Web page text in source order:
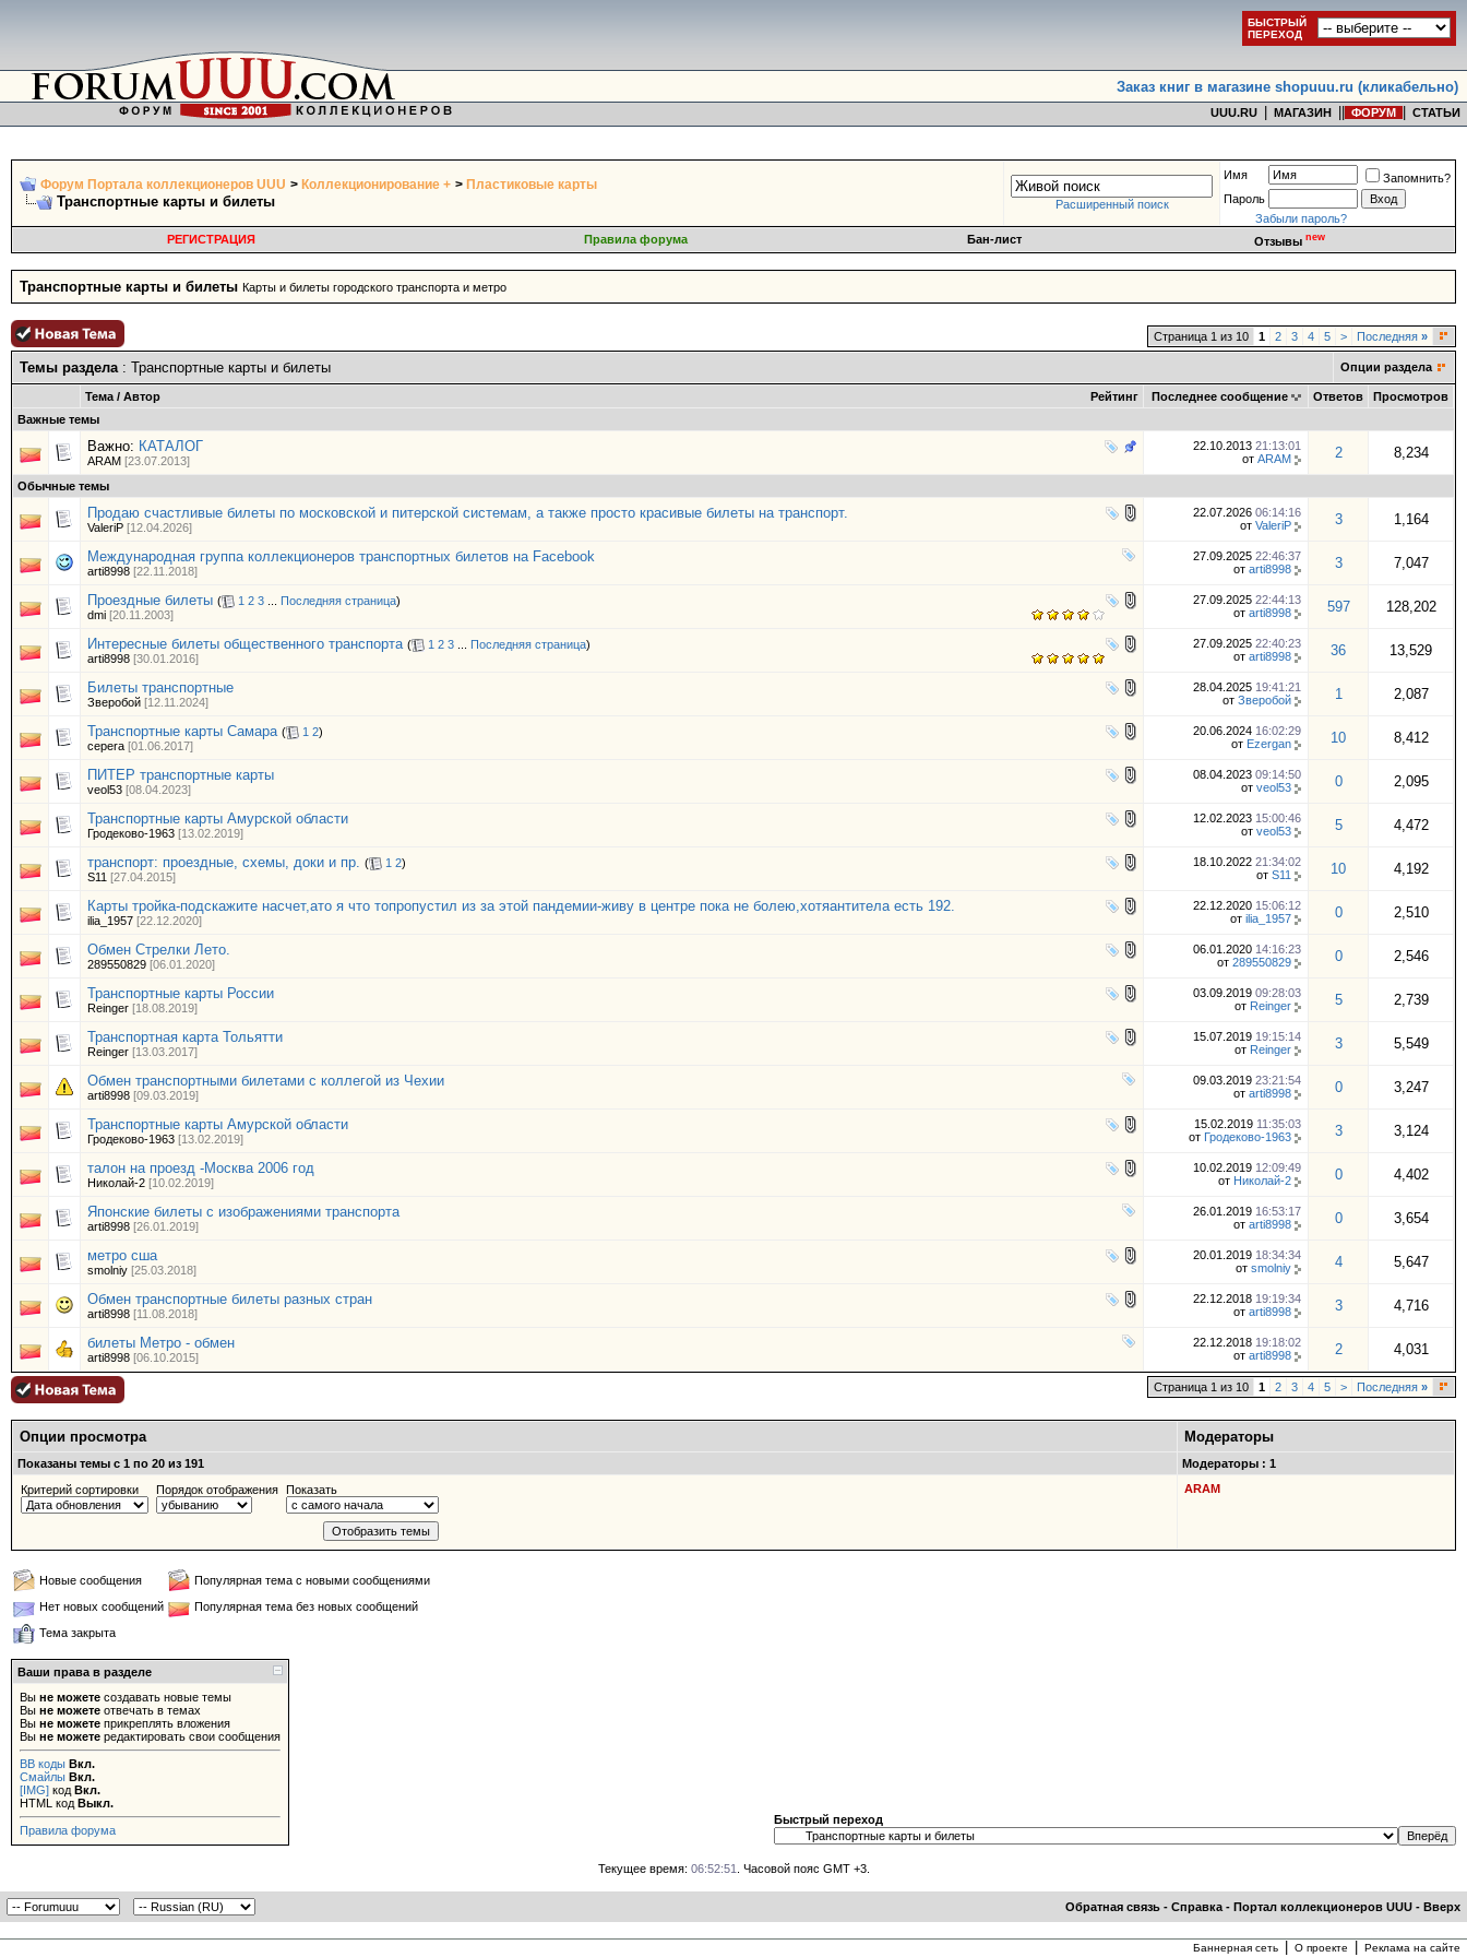
БЫСТРЫЙ
ПЕРЕХОД
Заказ книг в магазине shopuuu.ru (кликабельно)
UUU.RU МАГАЗИН ФОРУМ СТАТЬИ
Форум Портала коллекционеров UUU > Коллекционирование + > Пластиковые карты
Транспортные карты и билеты Расширенный поиск
Имя
Запомнить?
Пароль
Забыли пароль?
РЕГИСТРАЦИЯ
Правила форума Бан-лист Отзывы new
Транспортные карты и билеты Карты и билеты городского транспорта и метро
Страница 1 из 10 1 2 3 4 5 > Последняя »
Темы раздела: Транспортные карты и билеты Опции раздела
Рейтинг
Тема / Автор Последнее сообщение Ответов
Просмотров
Важные темы
Важно: КАТАЛОГ
ARAM [23.07.2013]
22.10.2013 21:13:01
от ARAM 2 8,234
Обычные темы
Продаю счастливые билеты по московской и питерской системам, а также просто красивые билеты на транспорт.
ValeriP [12.04.2026]
22.07.2026 06:14:16
от ValeriP 3 1,164
Международная группа коллекционеров транспортных билетов на Facebook
arti8998 [22.11.2018]
27.09.2025 22:46:37
от arti8998 3 7,047
Проездные билеты ( 1 2 3 Последняя страница)
dmi [20.11.2003]
27.09.2025 22:44:13
от arti8998 597 128,202
Интересные билеты общественного транспорта ( 1 2 3 Последняя страница)
arti8998 [30.01.2016]
27.09.2025 22:40:23
от arti8998 36 13,529
Билеты транспортные
Зверобой [12.11.2024]
28.04.2025 19:41:21
от Зверобой 1 2,087
Транспортные карты Самара ( 1 2)
cepera [01.06.2017]
20.06.2024 16:02:29
от Ezergan 10 8,412
ПИТЕР транспортные карты
veol53 [08.04.2023]
08.04.2023 09:14:50
от veol53 0 2,095
Транспортные карты Амурской области
Гродеково-1963 [13.02.2019]
12.02.2023 15:00:46
от veol53 5 4,472
транспорт: проездные, схемы, доки и пр. ( 1 2)
S11 [27.04.2015]
18.10.2022 21:34:02
от S11 10 4,192
Карты тройка-подскажите насчет,ато я что топропустил из за этой пандемии-живу в центре пока не болею,хотяантитела есть 192.
ilia_1957 [22.12.2020]
22.12.2020 15:06:12
от ilia_1957 0 2,510
Обмен Стрелки Лето.
289550829 [06.01.2020]
06.01.2020 14:16:23
от 289550829 0 2,546
Транспортные карты России
Reinger [18.08.2019]
03.09.2019 09:28:03
от Reinger 5 2,739
Транспортная карта Тольятти
Reinger [13.03.2017]
15.07.2019 19:15:14
от Reinger 3 5,549
Обмен транспортными билетами с коллегой из Чехии
arti8998 [09.03.2019]
09.03.2019 23:21:54
от arti8998 0 3,247
Транспортные карты Амурской области
Гродеково-1963 [13.02.2019]
15.02.2019 11:35:03
от Гродеково-1963 3 3,124
талон на проезд -Москва 2006 год
Николай-2 [10.02.2019]
10.02.2019 12:09:49
от Николай-2 0 4,402
Японские билеты с изображениями транспорта
arti8998 [26.01.2019]
26.01.2019 16:53:17
от arti8998 0 3,654
метро сша
smolniy [25.03.2018]
20.01.2019 18:34:34
от smolniy 4 5,647
Обмен транспортные билеты разных стран
arti8998 [11.08.2018]
22.12.2018 19:19:34
от arti8998 3 4,716
билеты Метро - обмен
arti8998 [06.10.2015]
22.12.2018 19:18:02
от arti8998 2 4,031
Страница 1 из 10 1 2 3 4 5 > Последняя »
Опции просмотра Модераторы
Показаны темы с 1 по 20 из 191
Модераторы : 1
Критерий сортировки
Порядок отображения Показать ARAM
Новые сообщения
Популярная тема с новыми сообщениями
Нет новых сообщений
Популярная тема без новых сообщений
Тема закрыта
Ваши права в разделе
Вы не можете создавать новые темы
Вы не можете отвечать в темах
Вы не можете прикреплять вложения
Вы не можете редактировать свои сообщения
BB коды Вкл.
Смайлы Вкл.
[IMG] код Вкл.
HTML код Выкл.
Правила форума
Быстрый переход
Текущее время: 06:52:51 . Часовой пояс GMT +3.
Обратная связь - Справка - Портал коллекционеров UUU - Вверх
Баннерная сеть О проекте Реклама на сайте